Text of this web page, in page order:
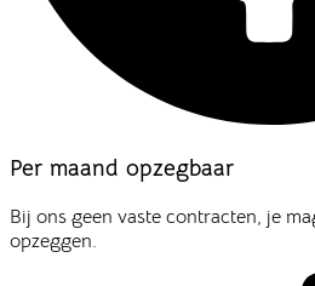
Per maand opzegbaar
Bij ons geen vaste contracten, je
opzeggen.